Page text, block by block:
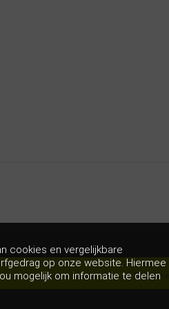
Algemene voorwaarden Disclaimer
cookies en vergelijkbare
op onze website. Hiermee
mogelijk om informatie te delen